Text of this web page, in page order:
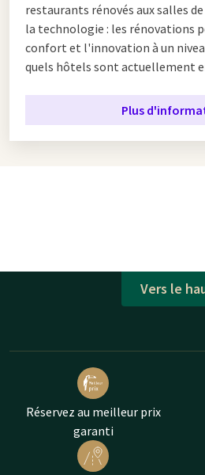
restaurants rénovés aux salles
la technologie : les rénovations
confort et l'innovation à un
quels hôtels sont actuellement
Plus
Vers le
Réservez au meilleur prix
garanti